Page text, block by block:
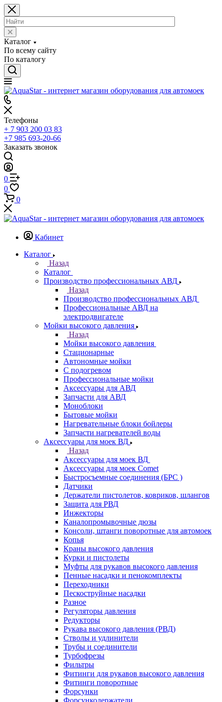
Каталог
По всему сайту
По каталогу
Телефоны
+ 7 903 200 03 83
+7 985 693-20-66
Заказать звонок
0
0
0
Кабинет
Каталог
Назад
Каталог
Производство профессиональных АВД
Назад
Производство профессиональных АВД
Профессиональные АВД на
электродвигателе
Мойки высокого давления
Назад
Мойки высокого давления
Стационарные
Автономные мойки
С подогревом
Профессиональные мойки
Аксессуары для АВД
Запчасти для АВД
Моноблоки
Бытовые мойки
Нагревательные блоки бойлеры
Запчасти нагревателей воды
Аксессуары для моек ВД
Назад
Аксессуары для моек ВД
Аксессуары для моек Comet
Быстросъемные соединения (БРС )
Датчики
Держатели пистолетов, ковриков, шлангов
Защита для РВД
Инжекторы
Каналопромывочные дюзы
Консоли, штанги поворотные для автомоек
Копья
Краны высокого давления
Курки и пистолеты
Муфты для рукавов высокого давления
Пенные насадки и пенокомплекты
Переходники
Пескоструйные насадки
Разное
Регуляторы давления
Редукторы
Рукава высокого давления (РВД)
Стволы и удлинители
Трубы и соединители
Турбофрезы
Фильтры
Фитинги для рукавов высокого давления
Фитинги поворотные
Форсунки
Форсункодержатели